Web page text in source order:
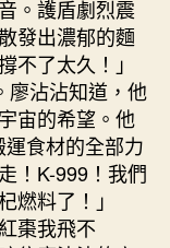
。護盾劇烈震
發出濃郁的麵
不了太久！」
廖沾沾知道，他
宙的希望。他
食材的全部力
！K-999！我們
燃料了！」
棗我飛不